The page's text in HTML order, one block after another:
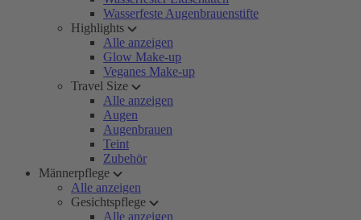
Wasserfeste Augenbrauenstifte
Highlights
Alle anzeigen
Glow Make-up
Veganes Make-up
Travel Size
Alle anzeigen
Augen
Augenbrauen
Teint
Zubehör
Männerpflege
Alle anzeigen
Gesichtspflege
Alle anzeigen